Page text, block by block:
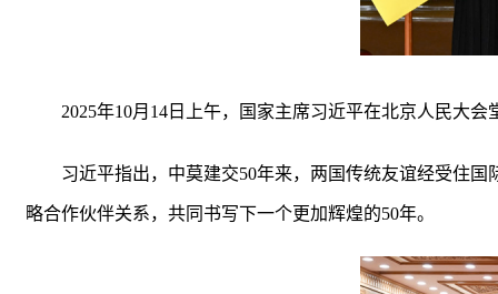
2025年10月14日上午，国家主席习近平在北京人民大
习近平指出，中莫建交50年来，两国传统友谊经受住
略合作伙伴关系，共同书写下一个更加辉煌的50年。